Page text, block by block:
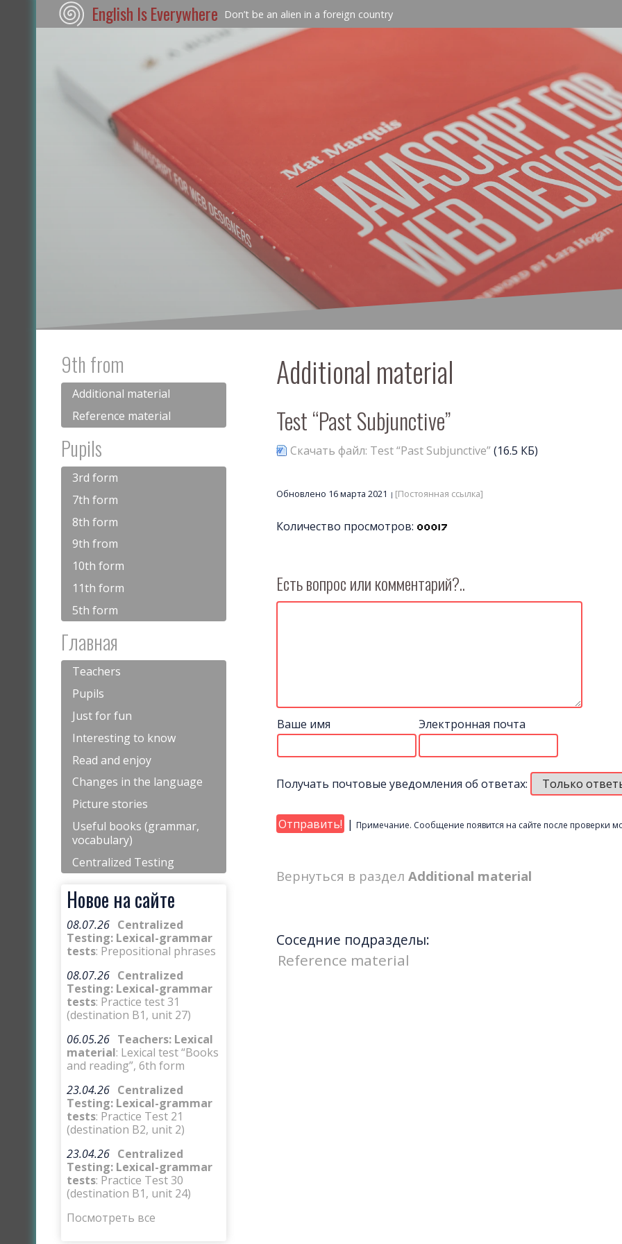
English Is Everywhere Don’t be an alien in a foreign country
9th from
Additional material
Reference material
Pupils
3rd form
7th form
8th form
9th from
10th form
11th form
5th form
Главная
Teachers
Pupils
Just for fun
Interesting to know
Read and enjoy
Changes in the language
Picture stories
Useful books (grammar,
vocabulary)
Centralized Testing
Новое на сайте
08.07.26 Centralized
Testing: Lexical-grammar
tests: Prepositional phrases
08.07.26 Centralized
Testing: Lexical-grammar
tests: Practice test 31
(destination B1, unit 27)
06.05.26 Teachers: Lexical
material: Lexical test “Books
and reading”, 6th form
23.04.26 Centralized
Testing: Lexical-grammar
tests: Practice Test 21
(destination B2, unit 2)
23.04.26 Centralized
Testing: Lexical-grammar
tests: Practice Test 30
(destination B1, unit 24)
Посмотреть все
Additional material
Test “Past Subjunctive”
Скачать файл: Test “Past Subjunctive”(16.5 КБ)
Обновлено 16 марта 2021 [Постоянная ссылка]
Количество просмотров:
Есть вопрос или комментарий?..
Ваше имя Электронная почта
Получать почтовые уведомления об ответах:
| Примечание. Сообщение появится на сайте после проверки
Вернуться в раздел Additional material
Соседние подразделы:
Reference material